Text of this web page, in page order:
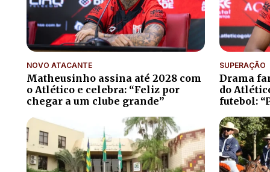
NOVO ATACANTE
Matheusinho assina até 2028 com
o Atlético e celebra: “Feliz por
chegar a um clube grande”
SUPERAÇÃO
Drama
do
futebol: